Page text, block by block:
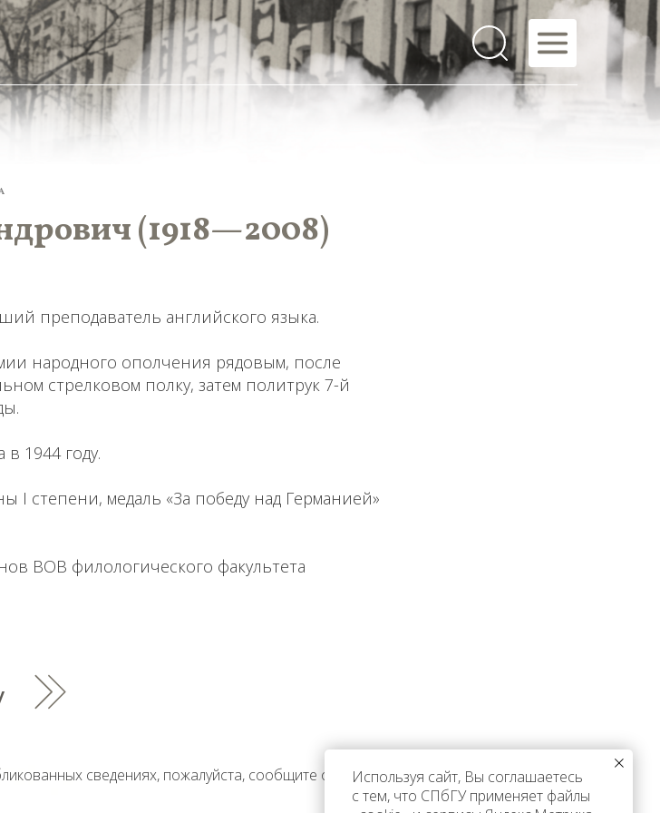
(1918—2008)
преподаватель английского языка.
народного ополчения рядовым, после
стрелковом полку, затем политрук 7-й
1944 году.
I степени, медаль «За победу над Германией»
ВОВ филологического факультета
сведениях, пожалуйста, сообщите об этомИспользуя сайт, Вы соглашаетесь
с тем, что СПбГУ применяет файлы